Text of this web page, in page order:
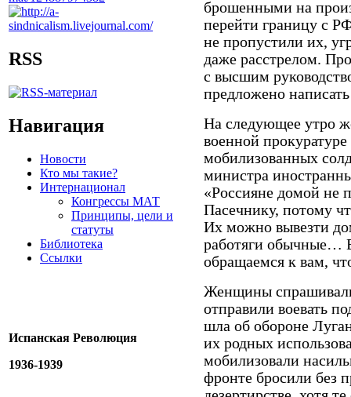
RSS
Навигация
Новости
Кто мы такие?
Интернационал
Конгрессы МАТ
Принципы, цели и
статуты
Библиотека
Ссылки
Испанская Революция
1936-1939
брошенными на
перейти границу с
не пропустили их,
даже расстрелом.
с высшим
предложено
На следующее утро
военной
мобилизованных
министра
«Россияне домой не
Пасечнику, потому
Их можно вывезти
работяги
обращаемся к вам,
Женщины
отправили воевать
шла об обороне
их родных
мобилизовали
фронте бросили без